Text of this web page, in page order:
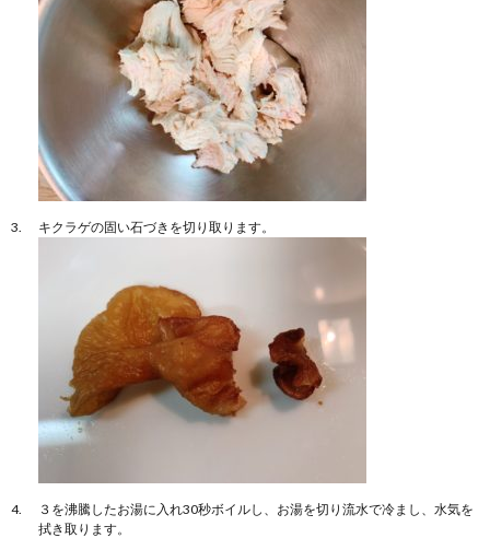
キクラゲの固い石づきを切り取ります。
３を沸騰したお湯に入れ30秒ボイルし、お湯を切り流水で冷まし、水気を
拭き取ります。